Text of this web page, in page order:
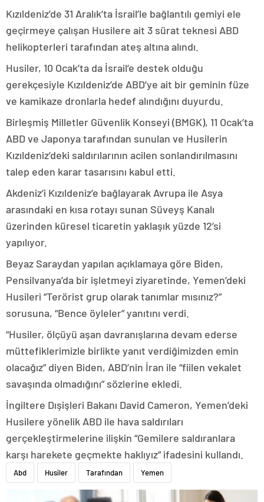
Kızıldeniz’de 31 Aralık’ta İsrail’le bağlantılı gemiyi ele
geçirmeye çalışan Husilere ait 3 sürat teknesi ABD
helikopterleri tarafından ateş altına alındı.
Husiler, 10 Ocak’ta da İsrail’e destek olduğu
gerekçesiyle Kızıldeniz’de ABD’ye ait bir geminin füze
ve kamikaze dronlarla hedef alındığını duyurdu.
Birleşmiş Milletler Güvenlik Konseyi (BMGK), 11 Ocak’ta
ABD ve Japonya tarafından sunulan ve Husilerin
Kızıldeniz’deki saldırılarının acilen sonlandırılmasını
talep eden karar tasarısını kabul etti.
Akdeniz’i Kızıldeniz’e bağlayarak Avrupa ile Asya
arasındaki en kısa rotayı sunan Süveyş Kanalı
üzerinden küresel ticaretin yaklaşık yüzde 12’si
yapılıyor.
Beyaz Saraydan yapılan açıklamaya göre Biden,
Pensilvanya’da bir işletmeyi ziyaretinde, Yemen’deki
Husileri “Terörist grup olarak tanımlar mısınız?”
sorusuna, “Bence öyleler” yanıtını verdi.
“Husiler, ölçüyü aşan davranışlarına devam ederse
müttefiklerimizle birlikte yanıt verdiğimizden emin
olacağız” diyen Biden, ABD’nin İran ile “fiilen vekalet
savaşında olmadığını” sözlerine ekledi.
İngiltere Dışişleri Bakanı David Cameron, Yemen’deki
Husilere yönelik ABD ile hava saldırıları
gerçekleştirmelerine ilişkin “Gemilere saldıranlara
karşı harekete geçmekte haklıyız” ifadesini kullandı.
Abd Husiler Tarafından Yemen